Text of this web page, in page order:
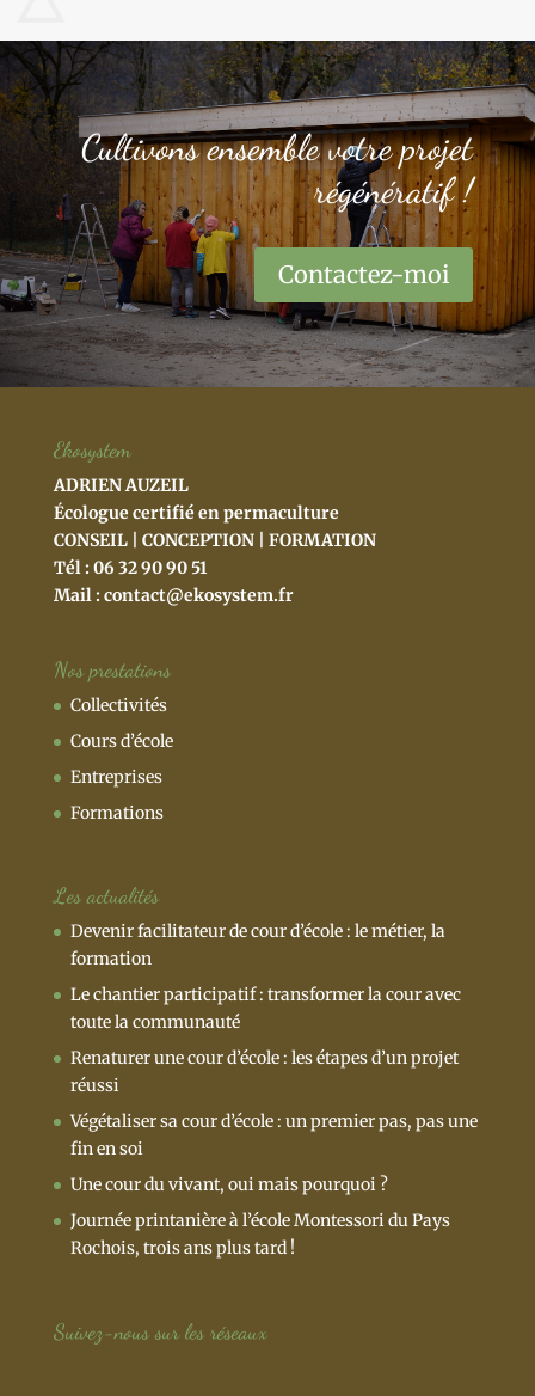
Cultivons ensemble votre projet
régénératif !
Contactez-moi
Ekosystem
ADRIEN AUZEIL
Écologue certifié en permaculture
CONSEIL | CONCEPTION | FORMATION
Tél : 06 32 90 90 51
Mail :contact@ekosystem.fr
Nos prestations
Collectivités
Cours d’école
Entreprises
Formations
Les actualités
Devenir facilitateur de cour d’école : le métier, la
formation
Le chantier participatif : transformer la cour avec
toute la communauté
Renaturer une cour d’école : les étapes d’un projet
réussi
Végétaliser sa cour d’école : un premier pas, pas une
fin en soi
Une cour du vivant, oui mais pourquoi ?
Journée printanière à l’école Montessori du Pays
Rochois, trois ans plus tard !
Suivez-nous sur les réseaux